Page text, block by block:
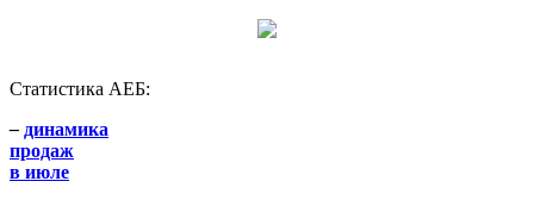
Статистика АЕБ:
– динамика
продаж
в июле